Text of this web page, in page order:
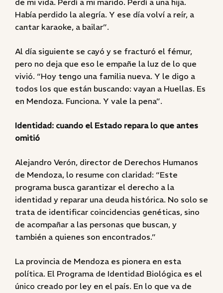
de mi vida. Perdí a mi marido. Perdí a una hija.
Había perdido la alegría. Y ese día volví a reír, a
cantar karaoke, a bailar”.
Al día siguiente se cayó y se fracturó el fémur,
pero no deja que eso le empañe la luz de lo que
vivió. “Hoy tengo una familia nueva. Y le digo a
todos los que están buscando: vayan a Huellas. Es
en Mendoza. Funciona. Y vale la pena”.
Identidad: cuando el Estado repara lo que antes
omitió
Alejandro Verón, director de Derechos Humanos
de Mendoza, lo resume con claridad: “Este
programa busca garantizar el derecho a la
identidad y reparar una deuda histórica. No solo se
trata de identificar coincidencias genéticas, sino
de acompañar a las personas que buscan, y
también a quienes son encontrados.”
La provincia de Mendoza es pionera en esta
política. El Programa de Identidad Biológica es el
único creado por ley en el país. En lo que va de